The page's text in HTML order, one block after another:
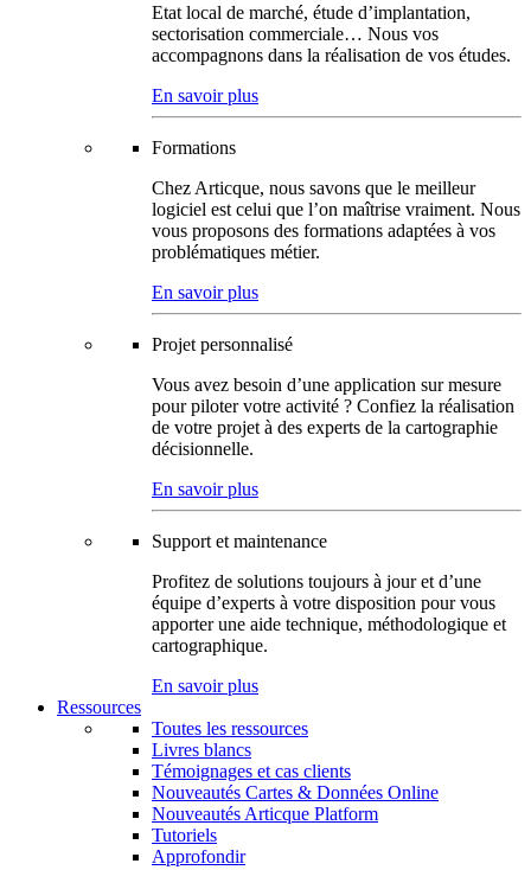
Etat local de marché, étude d’implantation,
sectorisation commerciale… Nous vos
accompagnons dans la réalisation de vos études.
En savoir plus
Formations
Chez Articque, nous savons que le meilleur
logiciel est celui que l’on maîtrise vraiment. Nous
vous proposons des formations adaptées à vos
problématiques métier.
En savoir plus
Projet personnalisé
Vous avez besoin d’une application sur mesure
pour piloter votre activité ? Confiez la réalisation
de votre projet à des experts de la cartographie
décisionnelle.
En savoir plus
Support et maintenance
Profitez de solutions toujours à jour et d’une
équipe d’experts à votre disposition pour vous
apporter une aide technique, méthodologique et
cartographique.
En savoir plus
Ressources
Toutes les ressources
Livres blancs
Témoignages et cas clients
Nouveautés Cartes & Données Online
Nouveautés Articque Platform
Tutoriels
Approfondir